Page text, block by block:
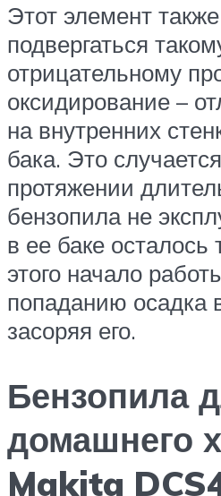
Этот элемент
подвергаться
отрицательному
оксидирование –
на внутренних
бака. Это
протяжении
бензопила не
в ее баке
этого начало
попаданию осадка
засоряя его.
Бензопила
домашнего
Makita